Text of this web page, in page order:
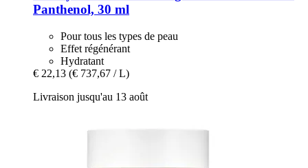
Panthenol, 30 ml
Pour tous les types de peau
Effet régénérant
Hydratant
€ 22,13 (€ 737,67 / L)
Livraison jusqu'au 13 août